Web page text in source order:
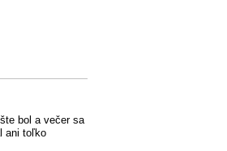
bol a večer sa
ani toľko